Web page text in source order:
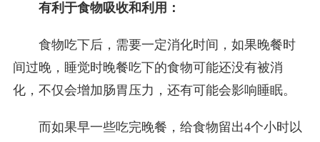
有利于食物吸收和利用：
食物吃下后，需要一定消化时间，如果晚餐时
间过晚，睡觉时晚餐吃下的食物可能还没有被消
化，不仅会增加肠胃压力，还有可能会影响睡眠。
而如果早一些吃完晚餐，给食物留出4个小时以